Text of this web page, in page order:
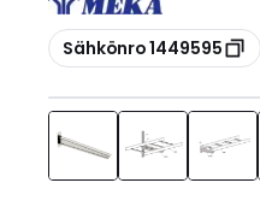
Kopioi
Sähkönro 1449595